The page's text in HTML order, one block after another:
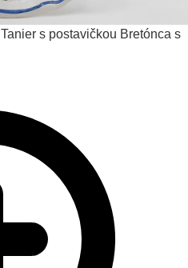
Tanier s postavičkou Bretónca s